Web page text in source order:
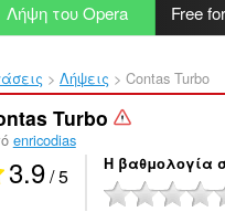
Λήψη του Opera Free
Λήψεις Contas Turbo‎
Turbo
enricodias
3.9/ 5 Η βαθμολογία